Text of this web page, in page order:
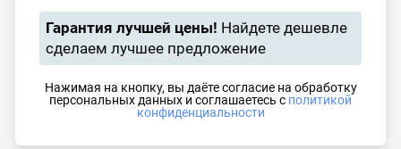
Гарантия лучшей цены! Найдете дешевле
сделаем лучшее предложение
Нажимая на кнопку, вы даёте согласие на обработку
персональных данных и соглашаетесь с политикой
конфиденциальности